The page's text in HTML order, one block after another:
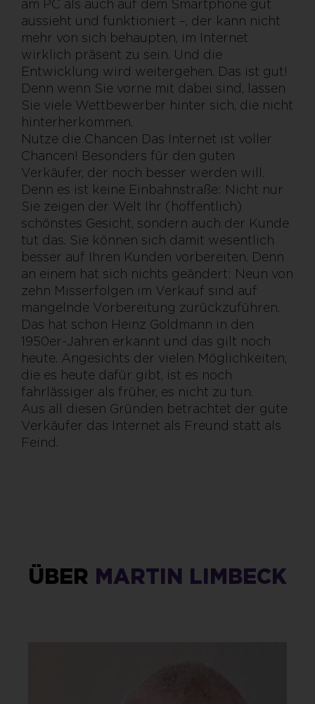
am PC als auch auf dem Smartphone gut
aussieht und funktioniert –, der kann nicht
mehr von sich behaupten, im Internet
wirklich präsent zu sein. Und die
Entwicklung wird weitergehen. Das ist gut!
Denn wenn Sie vorne mit dabei sind, lassen
Sie viele Wettbewerber hinter sich, die nicht
hinterherkommen.
Nutze die Chancen Das Internet ist voller
Chancen! Besonders für den guten
Verkäufer, der noch besser werden will.
Denn es ist keine Einbahnstraße: Nicht nur
Sie zeigen der Welt Ihr (hoffentlich)
schönstes Gesicht, sondern auch der Kunde
tut das. Sie können sich damit wesentlich
besser auf Ihren Kunden vorbereiten. Denn
an einem hat sich nichts geändert: Neun von
zehn Misserfolgen im Verkauf sind auf
mangelnde Vorbereitung zurückzuführen.
Das hat schon Heinz Goldmann in den
1950er-Jahren erkannt und das gilt noch
heute. Angesichts der vielen Möglichkeiten,
die es heute dafür gibt, ist es noch
fahrlässiger als früher, es nicht zu tun.
Aus all diesen Gründen betrachtet der gute
Verkäufer das Internet als Freund statt als
Feind.
ÜBER MARTIN LIMBECK